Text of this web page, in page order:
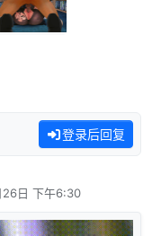
登录后回复
日 下午6:30